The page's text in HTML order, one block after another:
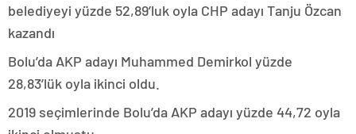
belediyeyi yüzde 52,89’luk oyla CHP adayı Tanju Özcan
kazandı
Bolu’da AKP adayı Muhammed Demirkol yüzde
28,83’lük oyla ikinci oldu.
2019 seçimlerinde Bolu’da AKP adayı yüzde 44,72 oyla